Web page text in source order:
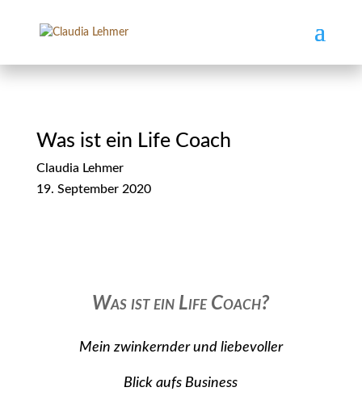
Was ist ein Life Coach
Claudia Lehmer
19. September 2020
Was ist ein Life Coach?
Mein zwinkernder und liebevoller
Blick aufs Business